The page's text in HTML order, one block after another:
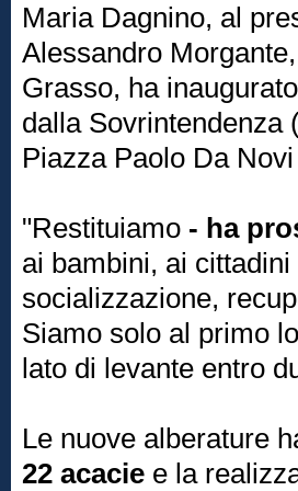
Maria Dagnino, al
Alessandro
Grasso, ha
dalla Sovrintendenza
Piazza Paolo Da
"Restituiamo - ha
ai bambini, ai
socializzazione,
Siamo solo al primo
lato di levante entro
Le nuove alberature
22 acacie e la